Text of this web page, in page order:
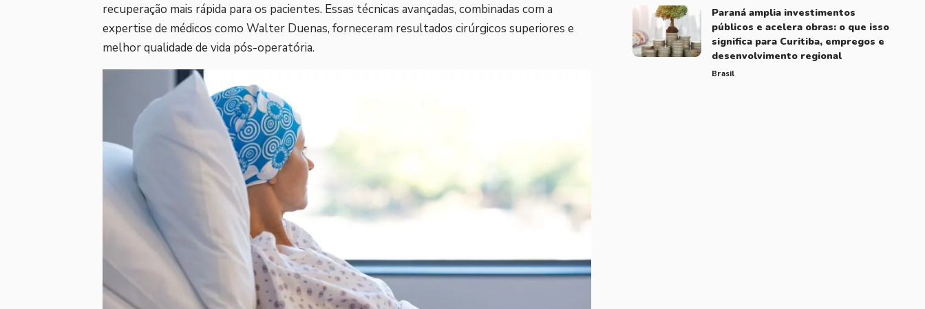
recuperação mais rápida para os pacientes. Essas técnicas avançadas, combinadas com a
expertise de médicos como Walter Duenas, forneceram resultados cirúrgicos superiores e
melhor qualidade de vida pós-operatória.
Paraná amplia investimentos
públicos e acelera obras: o que isso
significa para Curitiba, empregos e
desenvolvimento regional
Brasil